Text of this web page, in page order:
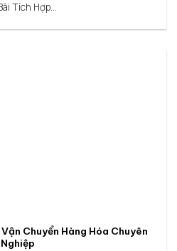
Tích Hợp...
Chuyển Hàng Hóa Chuyên
Nghiệp